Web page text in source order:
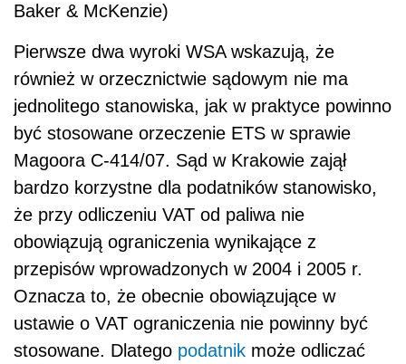
Baker & McKenzie)
Pierwsze dwa wyroki WSA wskazują, że
również w orzecznictwie sądowym nie ma
jednolitego stanowiska, jak w praktyce powinno
być stosowane orzeczenie ETS w sprawie
Magoora C-414/07. Sąd w Krakowie zajął
bardzo korzystne dla podatników stanowisko,
że przy odliczeniu VAT od paliwa nie
obowiązują ograniczenia wynikające z
przepisów wprowadzonych w 2004 i 2005 r.
Oznacza to, że obecnie obowiązujące w
ustawie o VAT ograniczenia nie powinny być
stosowane. Dlatego podatnik może odliczać